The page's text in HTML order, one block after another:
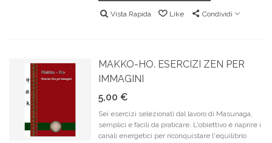
Vista Rapida Like Condividi
MAKKO-HO. ESERCIZI ZEN PER
IMMAGINI
5,00 €
Sei esercizi selezionati dal lavoro di Masunaga,
semplici e facili da praticare. L'obiettivo è riaprire i
canali energetici per riconquistare l'equilibrio